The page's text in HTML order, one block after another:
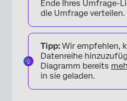
Ende Ihres Umfrage-
die Umfrage verteilen.
Tipp: Wir empfehlen,
Datenreihe
Diagramm bereits
in sie geladen.